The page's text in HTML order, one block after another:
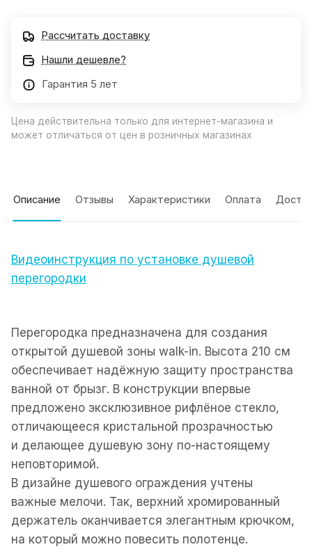
Рассчитать доставку
Нашли дешевле?
Гарантия 5 лет
Цена действительна только для интернет-магазина и
может отличаться от цен в розничных магазинах
Описание Отзывы Характеристики Оплата
Видеоинструкция по установке душевой
перегородки
Перегородка предназначена для создания
открытой душевой зоны walk-in. Высота 210 см
обеспечивает надёжную защиту пространства
ванной от брызг. В конструкции впервые
предложено эксклюзивное рифлёное стекло,
отличающееся кристальной прозрачностью
и делающее душевую зону по-настоящему
неповторимой.
В дизайне душевого ограждения учтены
важные мелочи. Так, верхний хромированный
держатель оканчивается элегантным крючком,
на который можно повесить полотенце.